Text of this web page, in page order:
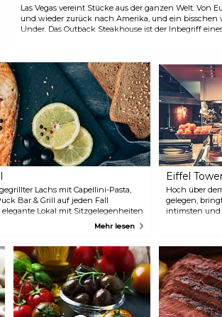
zentral am
idealer Ort
oder zu jeder
kommen Sie
großzügigen
Las Vegas vereint Stücke aus der ganzen Welt: Von
und wieder zurück nach Amerika, und ein bisschen
Under. Das Outback Steakhouse ist der Inbegriff
Erlebnisses. Diese Restaurantkette ist bekannt für ihr
„The Outbacker“, Grilled Chicken on the Barbie und
und Garnelen. Das ist ein australisches Festmahl für
Lachs mit Capellini-Pasta,
Bar & Grill auf jeden Fall
elegante Lokal mit Sitzgelegenheiten
fantastischen Blick auf Las Vegas
Hamburger sind der Star der
machen Appetit auf mehr.
Mehr lesen
Eiffel
Hoch über
gelegen,
intimsten und
Restaurants in
Hotel/
auf die
nicht zu
herrlichen